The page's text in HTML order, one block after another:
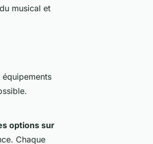
musical et
options sur
Chaque